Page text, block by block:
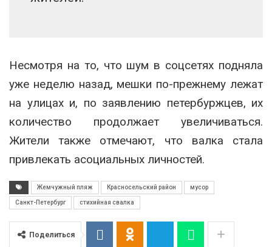
Несмотря на то, что шум в соцсетях подняла
уже неделю назад, мешки по-прежнему лежат
на улицах и, по заявлению петербуржцев, их
количество продолжает увеличиваться.
Жители также отмечают, что валка стала
привлекать асоциальных личностей.
Жемчужный пляж Красносельский район мусор
Санкт-Петербург стихийная свалка
Поделиться